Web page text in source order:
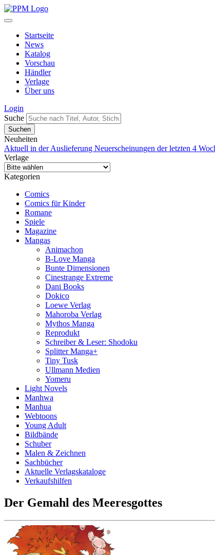
Startseite
News
Katalog
Vorschau
Händler
Verlage
Über uns
Login
Suche
Neuheiten
Aktuell in der Auslieferung Neuerscheinungen der letzten 4
Verlage
Kategorien
Comics
Comics für Kinder
Romane
Spiele
Magazine
Mangas
Animachon
B-Love Manga
Bunte Dimensionen
Cinestrange Extreme
Dani Books
Dokico
Loewe Verlag
Mahoroba Verlag
Mythos Manga
Reprodukt
Schreiber & Leser: Shodoku
Splitter Manga+
Tiny Tusk
Ullmann Medien
Yomeru
Light Novels
Manhwa
Manhua
Webtoons
Young Adult
Bildbände
Schuber
Malen & Zeichnen
Sachbücher
Aktuelle Verlagskataloge
Verkaufshilfen
Der Gemahl des Meeresgottes